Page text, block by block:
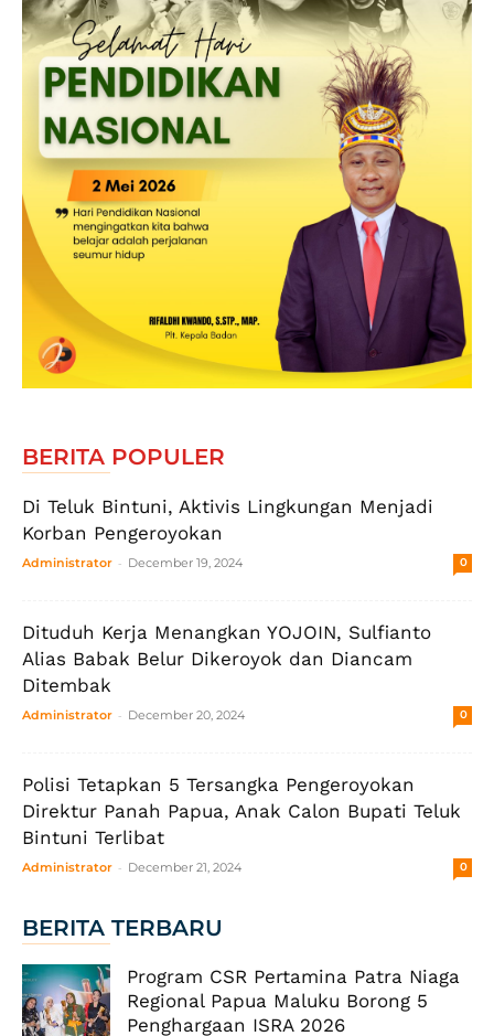
BERITA POPULER
Di Teluk Bintuni, Aktivis Lingkungan Menjadi
Korban Pengeroyokan
Administrator - December 19, 2024 0
Dituduh Kerja Menangkan YOJOIN, Sulfianto
Alias Babak Belur Dikeroyok dan Diancam
Ditembak
Administrator - December 20, 2024 0
Polisi Tetapkan 5 Tersangka Pengeroyokan
Direktur Panah Papua, Anak Calon Bupati Teluk
Bintuni Terlibat
Administrator - December 21, 2024 0
BERITA TERBARU
Program CSR Pertamina Patra Niaga
Regional Papua Maluku Borong 5
Penghargaan ISRA 2026